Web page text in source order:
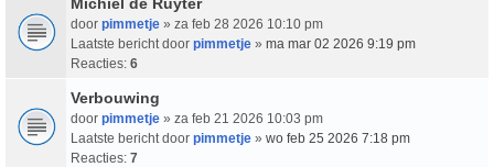
door pimmetje » za feb 28 2026 10:10 pm
Laatste bericht door pimmetje » ma mar 02 2026 9:19 pm
Reacties: 6
Verbouwing
door pimmetje » za feb 21 2026 10:03 pm
Laatste bericht door pimmetje » wo feb 25 2026 7:18 pm
Reacties: 7